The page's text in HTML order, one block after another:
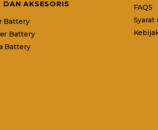
DAN AKSESORIS
Battery
Battery
Battery
FAQS
Syarat